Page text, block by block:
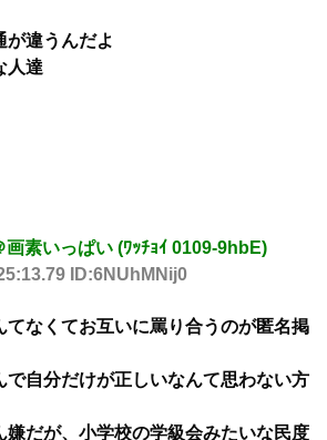
が違うんだよ
人達
素いっぱい (ﾜｯﾁｮｲ 0109-9hbE)
ID:6NUhMNij0
てなくてお互いに罵り合うのが匿名掲
で自分だけが正しいなんて思わない方
嫌だが、小学校の学級会みたいな民度